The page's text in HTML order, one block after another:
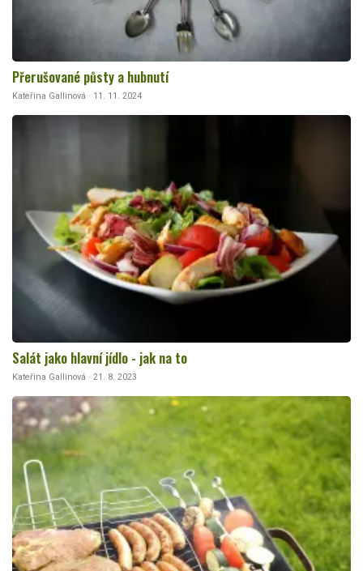
Přerušované půsty a hubnutí
Kateřina Gallinová · 11. 11. 2024
Salát jako hlavní jídlo - jak na to
Kateřina Gallinová · 21. 8. 2023